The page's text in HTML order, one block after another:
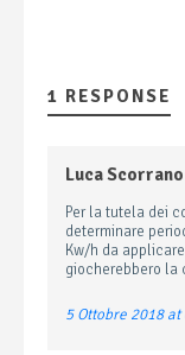
1 RESPONSE
Luca Scorrano
Per la tutela dei
determinare
Kw/h da
giocherebbero la
5 Ottobre 2018 at